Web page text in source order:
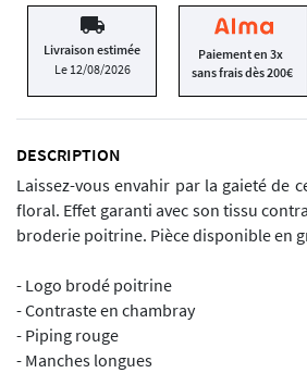
local_shipping
Livraison estimée
Le 12/08/2026
Paiement en 3x
sans frais dès 200€
DESCRIPTION
Laissez-vous envahir par la gaieté de
floral. Effet garanti avec son tissu
broderie poitrine. Pièce disponible en
- Logo brodé poitrine
- Contraste en chambray
- Piping rouge
- Manches longues